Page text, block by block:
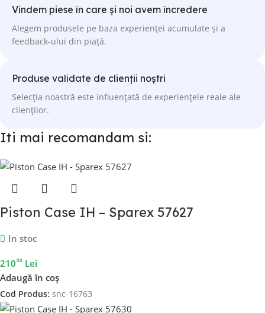
Vindem piese în care și noi avem încredere
Alegem produsele pe baza experienței acumulate și a
feedback-ului din piață.
Produse validate de clienții noștri
Selecția noastră este influențată de experiențele reale ale
clienților.
Iti mai recomandam si:
Piston Case IH – Sparex 57627
In stoc
21000 Lei
Adaugă în coș
Cod Produs: snc-16763